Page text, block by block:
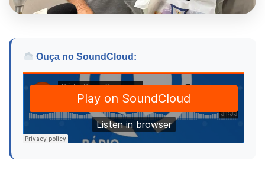
Ouça no SoundCloud: